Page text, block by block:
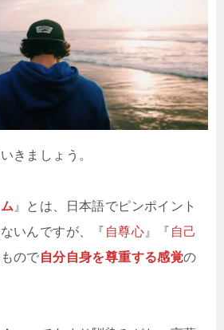
きましょう。
』とは、日本語でピンポイント
いんですが、『 自尊心 』『 自己
ので自分自身を尊重する感覚の